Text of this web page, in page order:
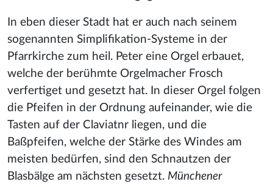
In eben dieser Stadt hat er auch nach seinem
sogenannten Simplifikation-Systeme in der
Pfarrkirche zum heil. Peter eine Orgel erbauet,
welche der berühmte Orgelmacher Frosch
verfertiget und gesetzt hat. In dieser Orgel folgen
die Pfeifen in der Ordnung aufeinander, wie die
Tasten auf der Claviatnr liegen, und die
Baßpfeifen, welche der Stärke des Windes am
meisten bedürfen, sind den Schnautzen der
Blasbälge am nächsten gesetzt. Münchener